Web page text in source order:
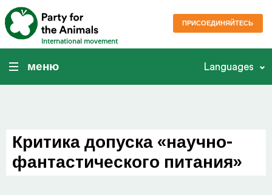
International movement
ПРИСОЕДИНЯЙТЕСЬ
меню Languages
Критика допуска «научно-
фантастического питания»